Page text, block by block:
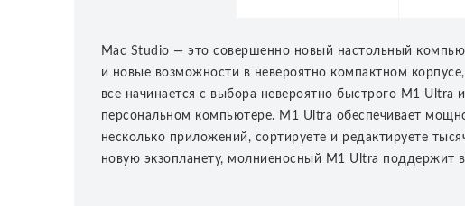
Mac Studio — это совершенно новый настольный
и новые возможности в невероятно компактном
все начинается с выбора невероятно быстрого M1
персональном компьютере. M1 Ultra обеспечивает
несколько приложений, сортируете и редактируете
новую экзопланету, молниеносный M1 Ultra поддержит